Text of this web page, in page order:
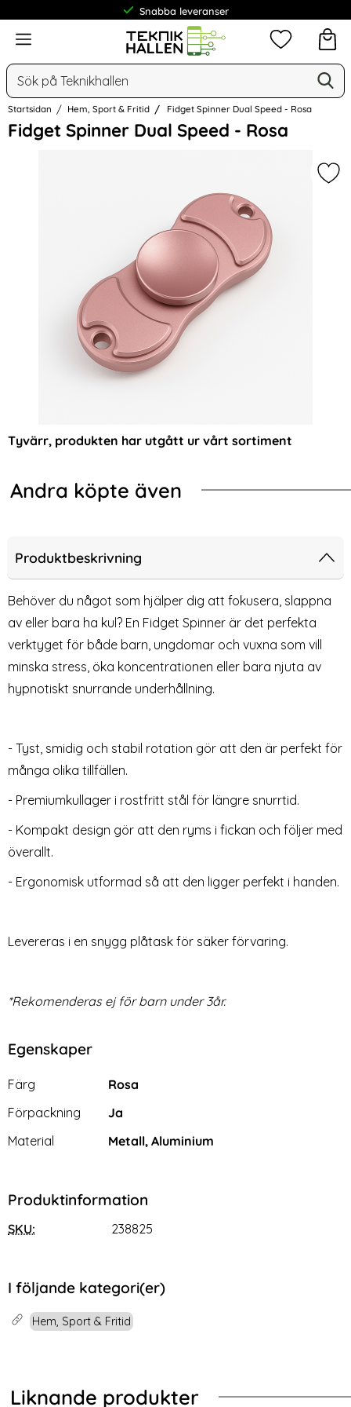
Snabba leveranser
Frakt från 19 kr
Meny
Sök
Mina
Startsidan Hem, Sport & Fritid Fidget Spinner Dual Speed - Rosa
Fidget Spinner Dual Speed - Rosa
Hoppa
Tyvärr, produkten har utgått ur vårt sortiment
Andra köpte även
Soluppgång
/ Väckarklocka Med Soluppgång
Fidget Spinner Trio Metal -
Metallic Blå
Art. nr 242084
Lagervara
Köp
Fidget Spinner Trio Metal - Metallic Blå
Fidget Spinner Trio Metal - Metallic
Fidget Spinner Spiky Trio -
Tillgänglighet:
Lagervara
Fidget Spinner
Produktbeskrivning
Behöver du något som hjälper dig att fokusera, slappna
av eller bara ha kul? En Fidget Spinner är det perfekta
verktyget för både barn, ungdomar och vuxna som vill
minska stress, öka koncentrationen eller bara njuta av
hypnotiskt snurrande underhållning.
- Tyst, smidig och stabil rotation gör att den är perfekt för
många olika tillfällen.
- Premiumkullager i rostfritt stål för längre snurrtid.
- Kompakt design gör att den ryms i fickan och följer med
överallt.
- Ergonomisk utformad så att den ligger perfekt i handen.
Levereras i en snygg plåtask för säker förvaring.
*Rekomenderas ej för barn under 3år.
Egenskaper
Egenskaper/attribut för denna produkt
Attribut
Färg
Rosa
Förpackning
Ja
Material
Metall, Aluminium
Produktinformation
SKU: 238825
I följande kategori(er)
Hem, Sport & Fritid
Liknande produkter